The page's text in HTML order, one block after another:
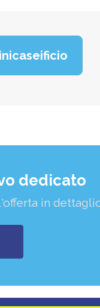
dedicato
in